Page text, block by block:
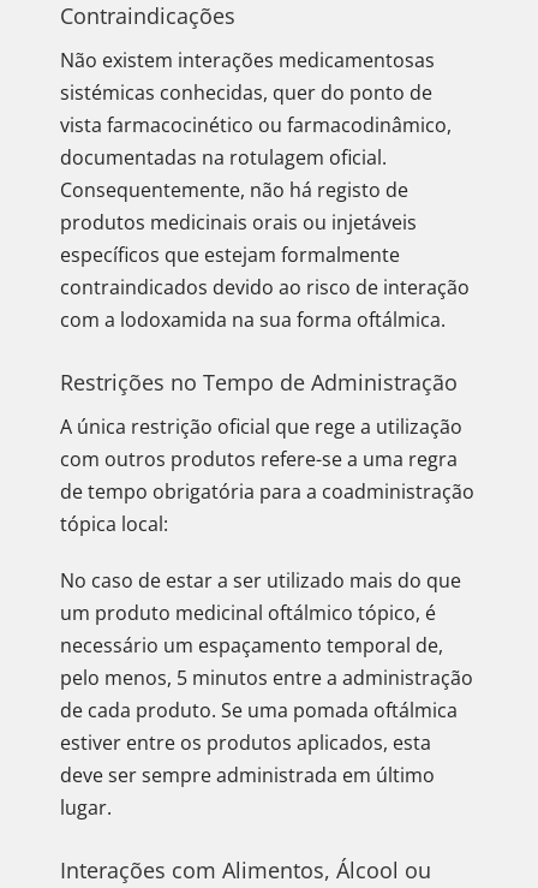
Contraindicações
Não existem interações medicamentosas
sistémicas conhecidas, quer do ponto de
vista farmacocinético ou farmacodinâmico,
documentadas na rotulagem oficial.
Consequentemente, não há registo de
produtos medicinais orais ou injetáveis
específicos que estejam formalmente
contraindicados devido ao risco de interação
com a lodoxamida na sua forma oftálmica.
Restrições no Tempo de Administração
A única restrição oficial que rege a utilização
com outros produtos refere-se a uma regra
de tempo obrigatória para a coadministração
tópica local:
No caso de estar a ser utilizado mais do que
um produto medicinal oftálmico tópico, é
necessário um espaçamento temporal de,
pelo menos, 5 minutos entre a administração
de cada produto. Se uma pomada oftálmica
estiver entre os produtos aplicados, esta
deve ser sempre administrada em último
lugar.
Interações com Alimentos, Álcool ou